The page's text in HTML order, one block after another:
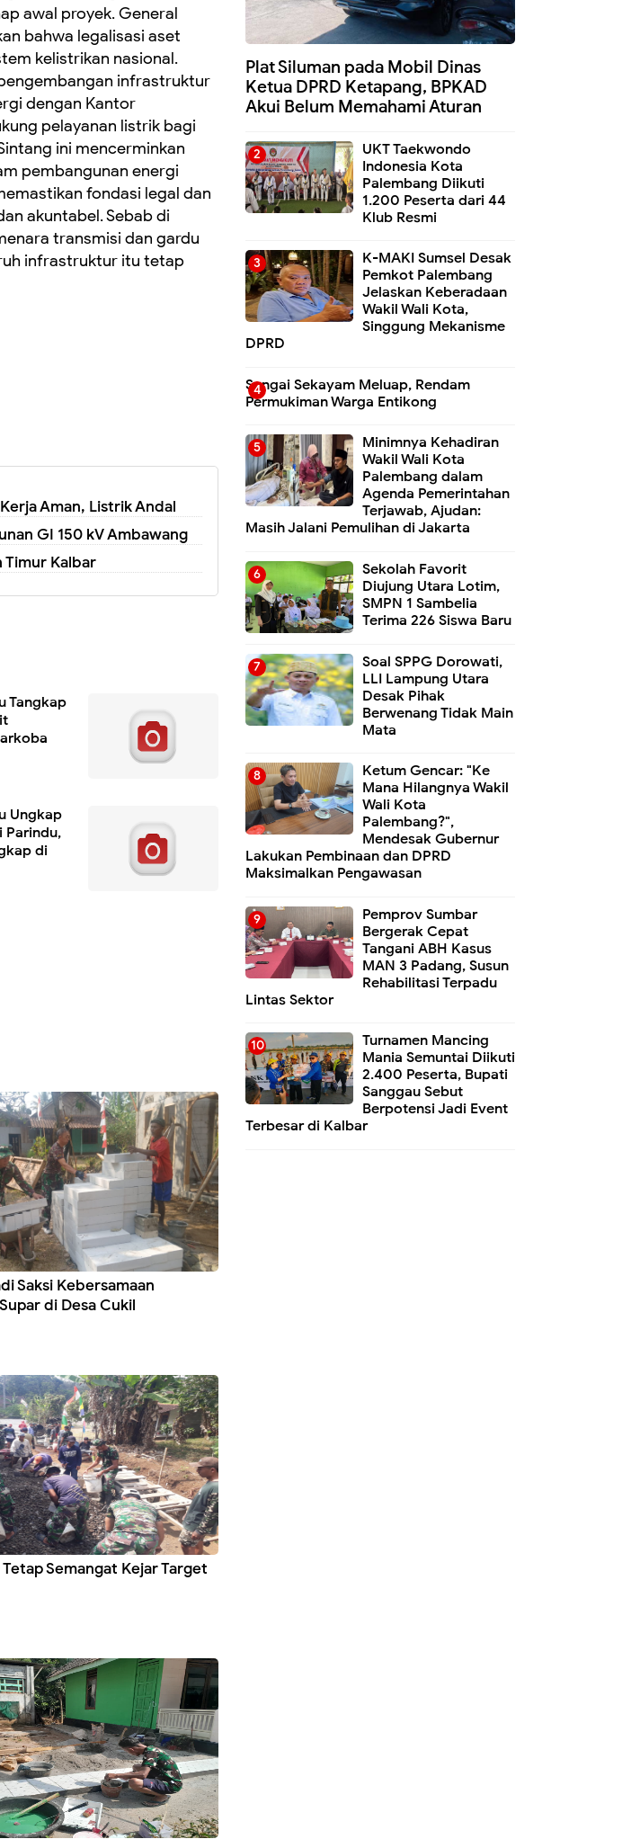
awal proyek. General
bahwa legalisasi aset
kelistrikan nasional.
infrastruktur
dengan Kantor
pelayanan listrik bagi
ini mencerminkan
pembangunan energi
fondasi legal dan
akuntabel. Sebab di
transmisi dan gardu
infrastruktur itu tetap
Aman, Listrik Andal
GI 150 kV Ambawang
Timur Kalbar
Tangkap
Ungkap
Parindu,
di
Saksi Kebersamaan
di Desa Cukil
Semangat Kejar Target
Plat Siluman pada Mobil Dinas
Ketua DPRD Ketapang, BPKAD
Akui Belum Memahami Aturan
UKT Taekwondo
Indonesia Kota
Palembang Diikuti
1.200 Peserta dari 44
Klub Resmi
K-MAKI Sumsel Desak
Pemkot Palembang
Jelaskan Keberadaan
Wakil Wali Kota,
Singgung Mekanisme
DPRD
Sungai Sekayam Meluap, Rendam
Permukiman Warga Entikong
Minimnya Kehadiran
Wakil Wali Kota
Palembang dalam
Agenda Pemerintahan
Terjawab, Ajudan:
Masih Jalani Pemulihan di Jakarta
Sekolah Favorit
Diujung Utara Lotim,
SMPN 1 Sambelia
Terima 226 Siswa Baru ‎
Soal SPPG Dorowati,
LLI Lampung Utara
Desak Pihak
Berwenang Tidak Main
Mata
Ketum Gencar: "Ke
Mana Hilangnya Wakil
Wali Kota
Palembang?",
Mendesak Gubernur
Lakukan Pembinaan dan DPRD
Maksimalkan Pengawasan
Pemprov Sumbar
Bergerak Cepat
Tangani ABH Kasus
MAN 3 Padang, Susun
Rehabilitasi Terpadu
Lintas Sektor
Turnamen Mancing
Mania Semuntai Diikuti
2.400 Peserta, Bupati
Sanggau Sebut
Berpotensi Jadi Event
Terbesar di Kalbar